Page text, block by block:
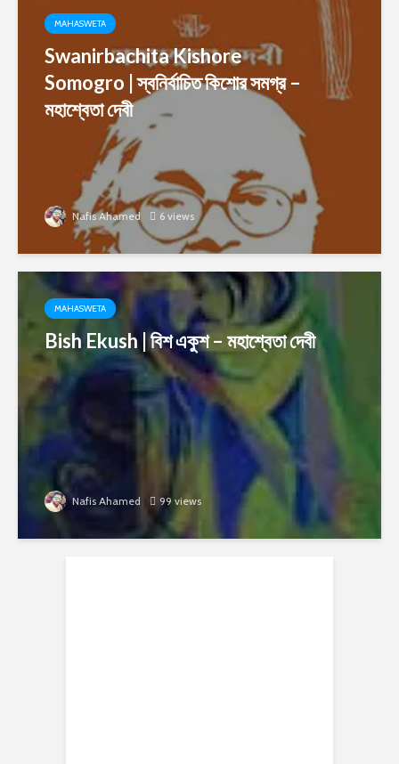
MAHASWETA
Swanirbachita Kishore
Somogro | স্বনির্বাচিত কিশোর সমগ্র –
মহাশ্বেতা দেবী
Nafis Ahamed 6 views
MAHASWETA
Bish Ekush | বিশ একুশ – মহাশ্বেতা দেবী
Nafis Ahamed 99 views